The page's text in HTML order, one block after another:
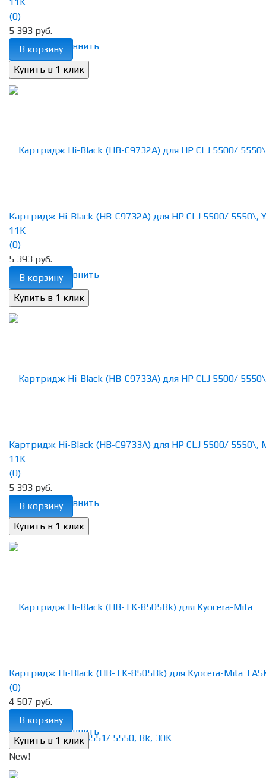
избранное сравнить
(0)
5 393 руб.
В корзину
избранное сравнить
Картридж Hi-Black (HB-C9732A) для HP CLJ 5500/ 5550\,
11K
(0)
5 393 руб.
В корзину
избранное сравнить
Картридж Hi-Black (HB-C9733A) для HP CLJ 5500/ 5550\,
11K
(0)
5 393 руб.
В корзину
избранное сравнить
Картридж Hi-Black (HB-TK-8505Bk) для Kyocera-Mita
(0)
4 507 руб.
В корзину
New!